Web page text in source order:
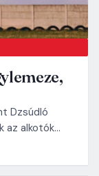
Dzsúdló
az alkotók…